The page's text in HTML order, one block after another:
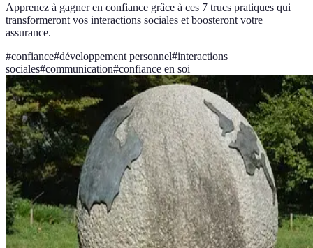
Apprenez à gagner en confiance grâce à ces 7 trucs pratiques qui
transformeront vos interactions sociales et boosteront votre
assurance.
#confiance#développement personnel#interactions
sociales#communication#confiance en soi